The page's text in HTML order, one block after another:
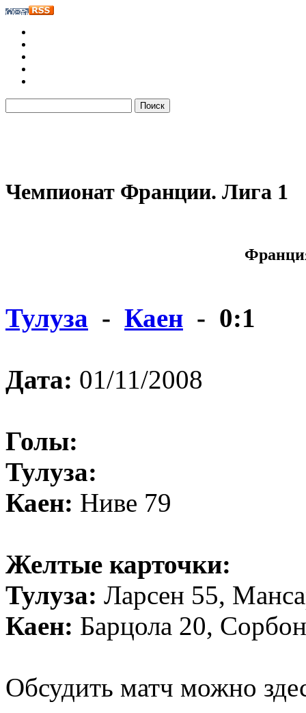
Чемпионат Франции. Лига 1
Тулуза - Каен - 0:1
Дата: 01/11/2008
Голы:
Тулуза:
Каен: Ниве 79
Желтые карточки:
Тулуза: Ларсен 55,
Каен: Барцола 20,
Обсудить матч можно